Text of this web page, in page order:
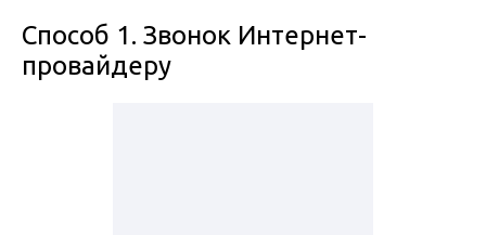
Способ 1. Звонок Интернет-
провайдеру